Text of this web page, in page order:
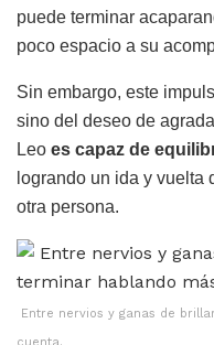
puede terminar
poco espacio a su
Sin embargo, este
sino del deseo de
Leo es capaz de
logrando un ida y vuelta
otra persona.
Entre nervios y ganas de